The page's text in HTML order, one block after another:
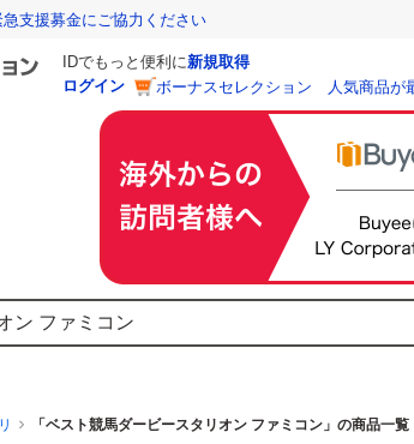
急支援募金にご協力ください
IDでもっと便利に新規取得
ログイン
ボーナスセレクション 人気商品が
「ベスト競馬ダービースタリオン ファミコン」の商品一覧